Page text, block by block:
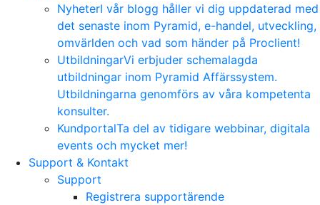
NyheterI vår blogg håller vi dig uppdaterad med
det senaste inom Pyramid, e-handel, utveckling,
omvärlden och vad som händer på Proclient!
UtbildningarVi erbjuder schemalagda
utbildningar inom Pyramid Affärssystem.
Utbildningarna genomförs av våra kompetenta
konsulter.
KundportalTa del av tidigare webbinar, digitala
events och mycket mer!
Support & Kontakt
Support
Registrera supportärende